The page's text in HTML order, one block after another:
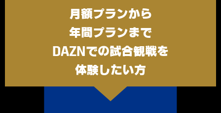
月額プランから
年間プランまで
DAZNでの試合観戦を
体験したい方